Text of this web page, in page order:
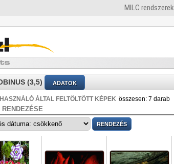
MILC rendszerek
(3,5) ADATOK
ÁLTAL FELTÖLTÖTT KÉPEK összesen: 7 darab
RENDEZÉSE